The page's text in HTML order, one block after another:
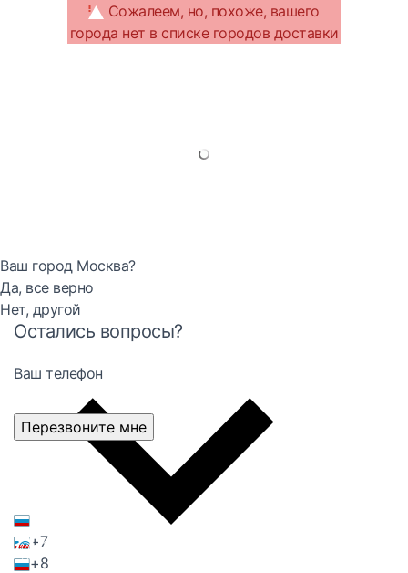
Сожалеем, но, похоже, вашего
города нет в списке городов доставки
Ваш город Москва?
Да, все верно
Нет, другой
Остались вопросы?
Ваш телефон
+7
+8
Перезвоните мне